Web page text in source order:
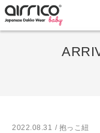
2022.08.31 / 抱っこ紐